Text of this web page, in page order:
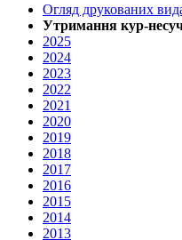
Огляд друкованих
Утримання кур-
2025
2024
2023
2022
2021
2020
2019
2018
2017
2016
2015
2014
2013